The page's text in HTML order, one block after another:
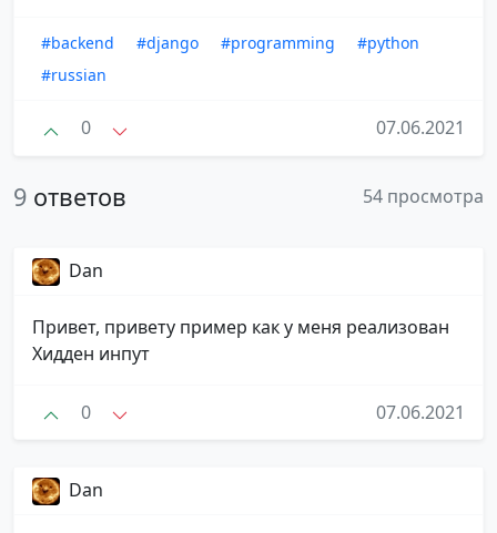
#backend #django #programming
#python
#russian
0 07.06.2021
9 ответов 54 просмотра
Dan
Привет, привету пример как у меня реализован
Хидден инпут
0 07.06.2021
Dan